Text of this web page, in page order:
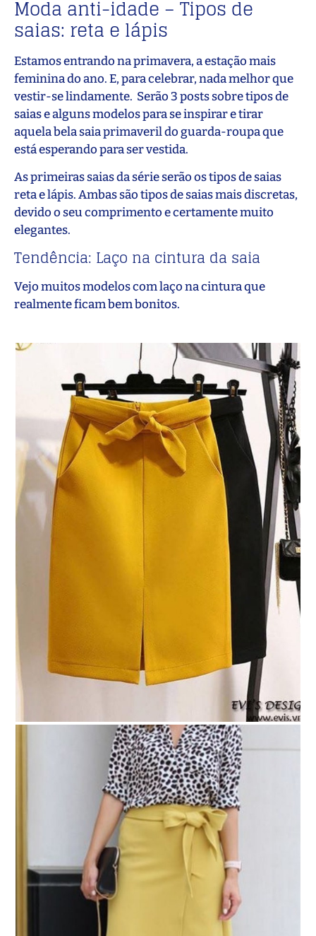
Moda anti-idade – Tipos de
saias: reta e lápis
Estamos entrando na primavera, a estação mais
feminina do ano. E, para celebrar, nada melhor que
vestir-se lindamente. Serão 3 posts sobre tipos de
saias e alguns modelos para se inspirar e tirar
aquela bela saia primaveril do guarda-roupa que
está esperando para ser vestida.
As primeiras saias da série serão os tipos de saias
reta e lápis. Ambas são tipos de saias mais discretas,
devido o seu comprimento e certamente muito
elegantes.
Tendência: Laço na cintura da saia
Vejo muitos modelos com laço na cintura que
realmente ficam bem bonitos.